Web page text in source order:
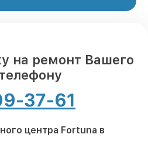
на ремонт Вашего
37-61
центра Fortuna в